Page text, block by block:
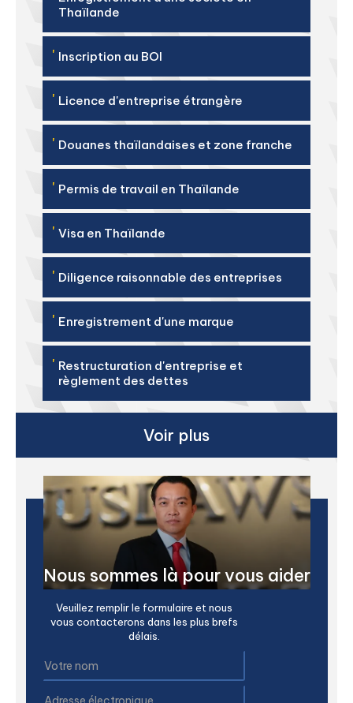
Thaïlande
' Inscription au BOI
' Licence d'entreprise étrangère
' Douanes thaïlandaises et zone franche
' Permis de travail en Thaïlande
' Visa en Thaïlande
' Diligence raisonnable des entreprises
' Enregistrement d'une marque
' Restructuration d'entreprise et
règlement des dettes
Voir plus
Nous sommes là pour vous aider
Veuillez remplir le formulaire et nous
vous contacterons dans les plus brefs
délais.